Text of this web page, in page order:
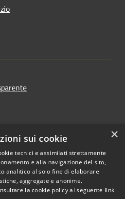
Copyright © 2026 • Comune di
Fiesse • Powered by
×
sui cookie
tecnici e assimilati strettamente
e alla navigazione del sito,
analitico al solo fine di elaborare
aggregate e anonime.
la cookie policy al seguente link